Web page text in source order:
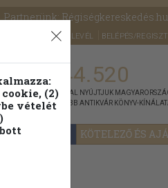
Partnerünk: Régiségkereskedés.hu
SEGÍTSÉG HÍRLEVÉL BELÉPÉS/
KÖTELEZŐ ÉS
1.144.520
KIADVÁNNYAL NYÚJTJUK
LEGNAGYOBB ANTIKVÁR KÖNYV-
(2)
vételét